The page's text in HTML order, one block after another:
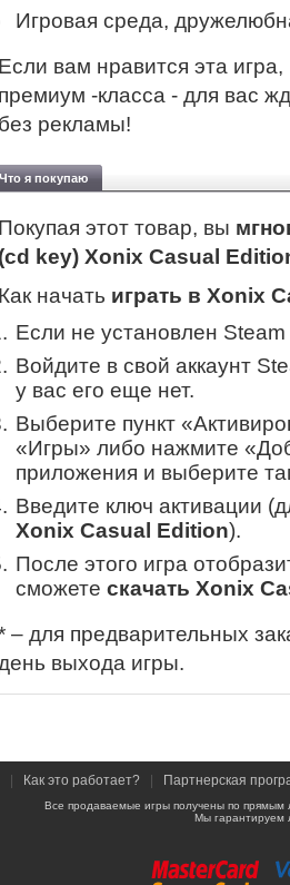
Игровая среда,
Если вам нравится эта
премиум -класса - для вас
без рекламы!
Что я покупаю
Покупая этот товар, вы
(cd key) Xonix Casual
Как начать играть в Xonix
Если не установлен
Войдите в свой аккаунт
у вас его еще нет.
Выберите пункт
«Игры» либо нажмите
приложения и выберите
Введите ключ активации
Xonix Casual Edition).
После этого игра
сможете скачать Xonix
– для предварительных
выхода игры.
Как это работает? Партнерская
Все продаваемые игры получены по
Мы гарантируем